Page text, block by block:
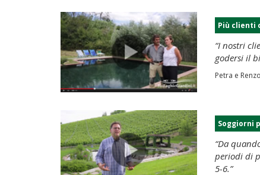
Più clienti
“I nostri
godersi il
Petra e
Soggiorni
“Da
periodi di
5-6.”